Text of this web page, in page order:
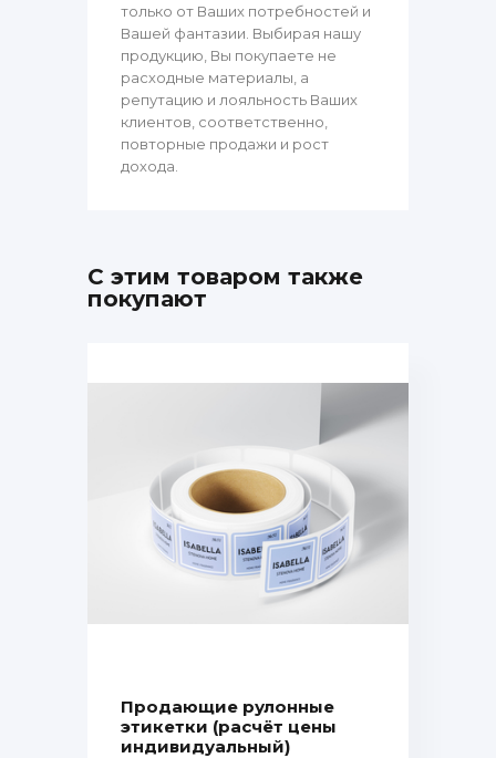
только от Ваших потребностей и
Вашей фантазии. Выбирая нашу
продукцию, Вы покупаете не
расходные материалы, а
репутацию и лояльность Ваших
клиентов, соответственно,
повторные продажи и рост
дохода.
С этим товаром также
покупают
Продающие рулонные
этикетки (расчёт цены
индивидуальный)